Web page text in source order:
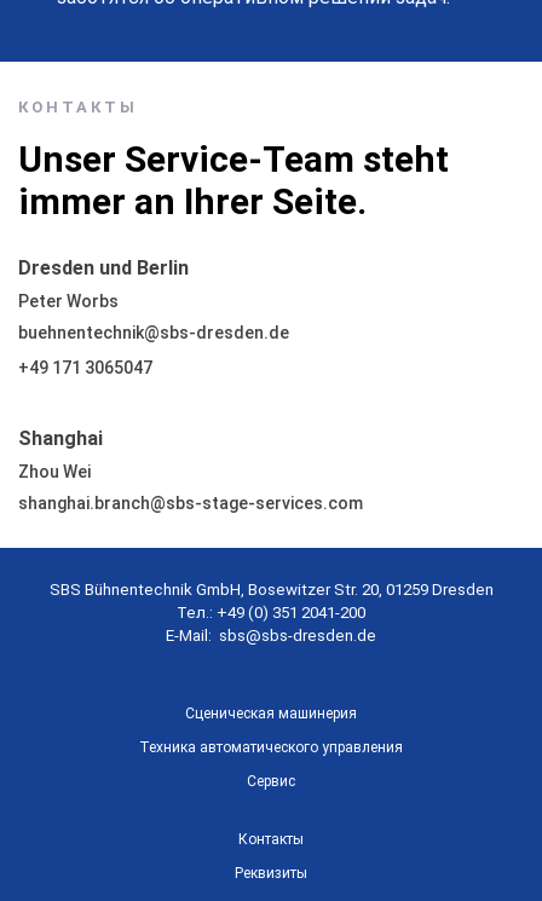
КОНТАКТЫ
Unser Service-Team steht
immer an Ihrer Seite.
Dresden und Berlin
Peter Worbs
buehnentechnik@sbs-dresden.de
+49 171 3065047
Shanghai
Zhou Wei
shanghai.branch@sbs-stage-services.com
SBS Bühnentechnik GmbH, Bosewitzer Str. 20, 01259 Dresden
Тел.: +49 (0) 351 2041-200
E-Mail: sbs@sbs-dresden.de
Сценическая машинерия
Техника автоматического управления
Сервис
Контакты
Реквизиты